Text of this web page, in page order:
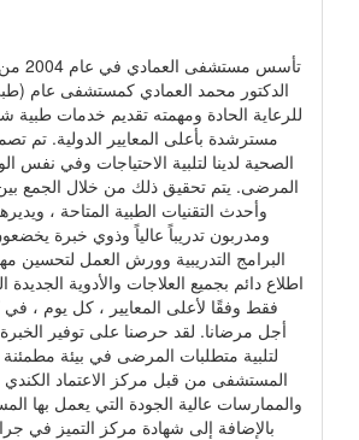
تأسس
الدكتور محمد العمادي كمستشفى عام
للرعاية الحادة ومهمته تقديم خدمات طبية
مسترشدة بأعلى المعايير الدولية. تم
الصحية لدينا لتلبية الاحتياجات وفي نفس
المرضى. يتم تحقيق ذلك من خلال الجمع بين
وأحدث التقنيات الطبية المتاحة ،
ومدربون تدريباً عالياً وذوي خبرة
البرامج التدريبية وورش العمل لتحسين
اطلاع دائم بجميع العلاجات والأدوية
فقط وفقًا لأعلى المعايير ، كل يوم ،
أجل مرضانا. لقد حرصنا على توفير الخبرة
لتلبية متطلبات المرضى في بيئة
المستشفى من قبل مركز الاعتماد الكندي
والممارسات عالية الجودة التي يعمل بها
بالإضافة إلى شهادة مركز التميز في